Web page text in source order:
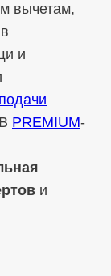
вычетам,
и
PREMIUM-
и